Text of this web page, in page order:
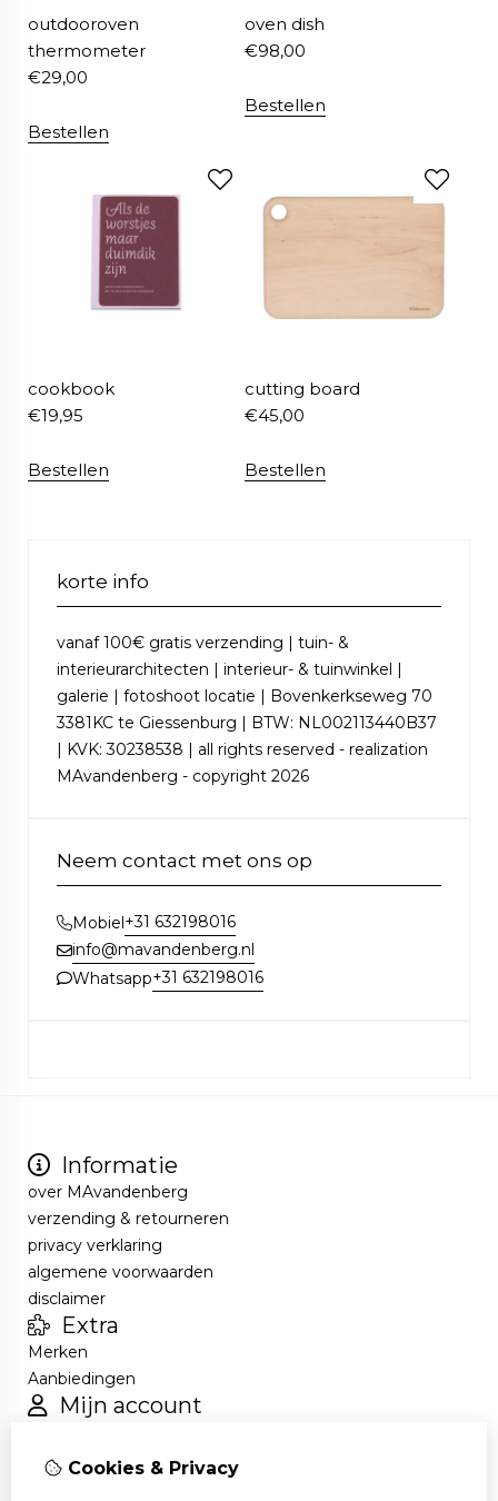
outdooroven
thermometer
€29,00
Bestellen
oven dish
€98,00
Bestellen
cookbook
€19,95
Bestellen
cutting board
€45,00
Bestellen
korte info
vanaf 100€ gratis verzending | tuin- &
interieurarchitecten | interieur- & tuinwinkel |
galerie | fotoshoot locatie | Bovenkerkseweg 70
3381KC te Giessenburg | BTW: NL002113440B37
| KVK: 30238538 | all rights reserved - realization
MAvandenberg - copyright 2026
Neem contact met ons op
Mobiel+31 632198016
info@mavandenberg.nl
Whatsapp+31 632198016
Informatie
over MAvandenberg
verzending & retourneren
privacy verklaring
algemene voorwaarden
disclaimer
Extra
Merken
Aanbiedingen
Mijn account
Bestelhistorie
Cookies & Privacy